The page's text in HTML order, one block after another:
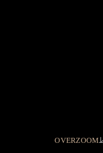
OVERZOOM